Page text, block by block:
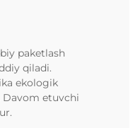
paketlash
qiladi.
ekologik
Davom etuvchi